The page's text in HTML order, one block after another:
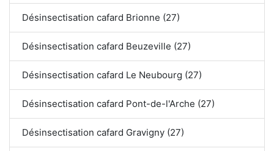
Désinsectisation cafard Brionne (27)
Désinsectisation cafard Beuzeville (27)
Désinsectisation cafard Le Neubourg (27)
Désinsectisation cafard Pont-de-l'Arche (27)
Désinsectisation cafard Gravigny (27)